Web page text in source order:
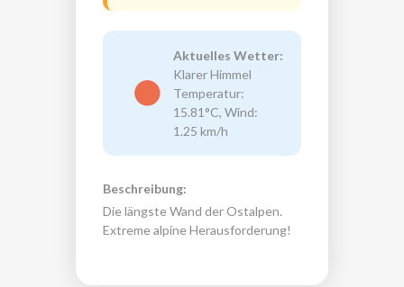
Aktuelles Wetter:
Klarer Himmel
Temperatur:
15.81°C, Wind:
1.25 km/h
Beschreibung:
Die längste Wand der Ostalpen.
Extreme alpine Herausforderung!